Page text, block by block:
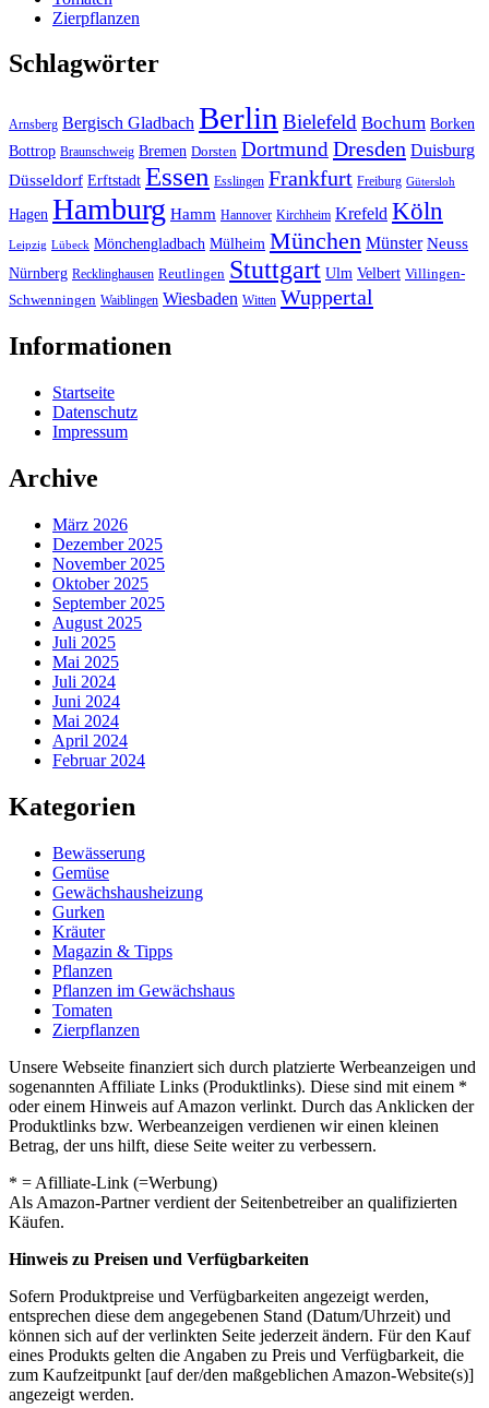
Zierpflanzen
Schlagwörter
Arnsberg Bergisch Gladbach Berlin Bielefeld Bochum Borken
Bottrop Braunschweig Bremen Dorsten DortmundDresden Duisburg
Düsseldorf Erftstadt Essen Esslingen Frankfurt Freiburg Gütersloh
Hagen Hamburg Hamm Hannover Kirchheim Krefeld Köln
Leipzig Lübeck Mönchengladbach Mülheim München Münster Neuss
Nürnberg Recklinghausen Reutlingen Stuttgart Ulm Velbert Villingen-
Schwenningen Waiblingen Wiesbaden Witten Wuppertal
Informationen
Startseite
Datenschutz
Impressum
Archive
März 2026
Dezember 2025
November 2025
Oktober 2025
September 2025
August 2025
Juli 2025
Mai 2025
Juli 2024
Juni 2024
Mai 2024
April 2024
Februar 2024
Kategorien
Bewässerung
Gemüse
Gewächshausheizung
Gurken
Kräuter
Magazin & Tipps
Pflanzen
Pflanzen im Gewächshaus
Tomaten
Zierpflanzen
Unsere Webseite finanziert sich durch platzierte Werbeanzeigen und
sogenannten Affiliate Links (Produktlinks). Diese sind mit einem *
oder einem Hinweis auf Amazon verlinkt. Durch das Anklicken der
Produktlinks bzw. Werbeanzeigen verdienen wir einen kleinen
Betrag, der uns hilft, diese Seite weiter zu verbessern.
* = Afilliate-Link (=Werbung)
Als Amazon-Partner verdient der Seitenbetreiber an qualifizierten
Käufen.
Hinweis zu Preisen und Verfügbarkeiten
Sofern Produktpreise und Verfügbarkeiten angezeigt werden,
entsprechen diese dem angegebenen Stand (Datum/Uhrzeit) und
können sich auf der verlinkten Seite jederzeit ändern. Für den Kauf
eines Produkts gelten die Angaben zu Preis und Verfügbarkeit, die
zum Kaufzeitpunkt [auf der/den maßgeblichen Amazon-Website(s)]
angezeigt werden.